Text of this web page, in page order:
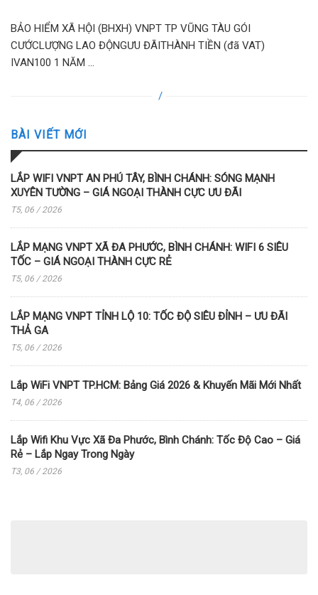
BẢO HIỂM XÃ HỘI (BHXH) VNPT TP VŨNG TÀU GÓI
CƯỚCLƯỢNG LAO ĐỘNGƯU ĐÃITHÀNH TIỀN (đã VAT)
IVAN100 1 NĂM ...
BÀI VIẾT MỚI
LẮP WIFI VNPT AN PHÚ TÂY, BÌNH CHÁNH: SÓNG MẠNH
XUYÊN TƯỜNG – GIÁ NGOẠI THÀNH CỰC ƯU ĐÃI
T5, 06 / 2026
LẮP MẠNG VNPT XÃ ĐA PHƯỚC, BÌNH CHÁNH: WIFI 6 SIÊU
TỐC – GIÁ NGOẠI THÀNH CỰC RẺ
T5, 06 / 2026
LẮP MẠNG VNPT TỈNH LỘ 10: TỐC ĐỘ SIÊU ĐỈNH – ƯU ĐÃI
THẢ GA
T5, 06 / 2026
Lắp WiFi VNPT TP.HCM: Bảng Giá 2026 & Khuyến Mãi Mới Nhất
T4, 06 / 2026
Lắp Wifi Khu Vực Xã Đa Phước, Bình Chánh: Tốc Độ Cao – Giá
Rẻ – Lắp Ngay Trong Ngày
T3, 06 / 2026